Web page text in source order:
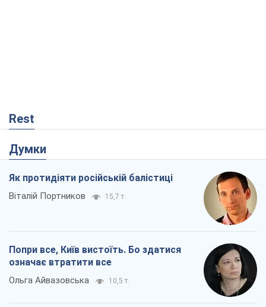
Rest
Думки
Як протидіяти російській балістиці
Віталій Портников 15,7 т.
Попри все, Київ вистоїть. Бо здатися
означає втратити все
Ольга Айвазовська 10,5 т.